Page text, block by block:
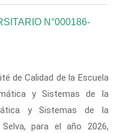
N°000186-
de Calidad de la Escuela
y Sistemas de la
y Sistemas de la
para el año 2026,